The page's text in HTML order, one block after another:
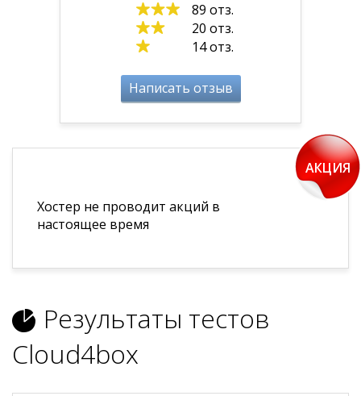
89 отз.
20 отз.
14 отз.
Написать отзыв
АКЦИЯ
Хостер не проводит акций в
настоящее время
Результаты тестов
Cloud4box